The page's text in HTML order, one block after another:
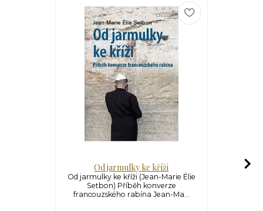
Od jarmulky ke kříži
Od jarmulky ke kříži (Jean-Marie Élie
Setbon) Příběh konverze
francouzského rabína Jean-Ma...
Než